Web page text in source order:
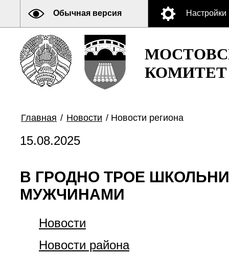
Обычная версия Настройки
КОМИТЕТ
Главная / Новости / Новости региона
15.08.2025
В ГРОДНО ТРОЕ
МУЖЧИНАМИ
Новости
Новости района